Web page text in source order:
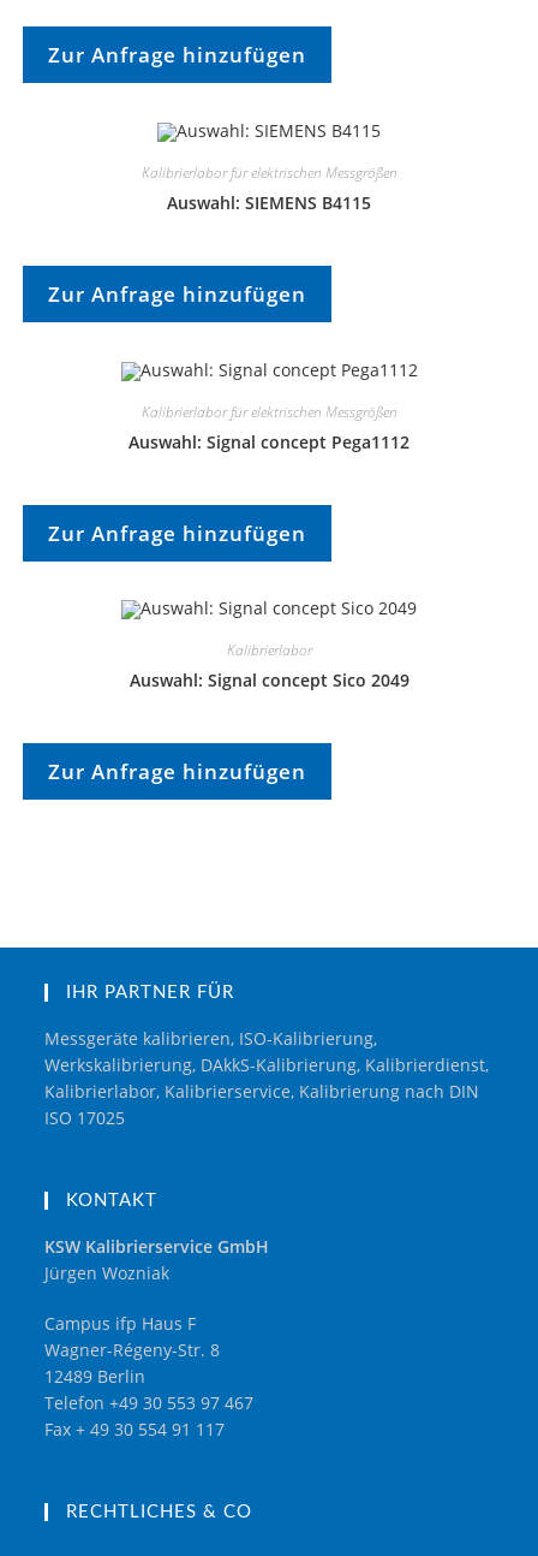
Zur Anfrage hinzufügen
Kalibrierlabor für elektrischen Messgrößen
Auswahl: SIEMENS B4115
Zur Anfrage hinzufügen
Kalibrierlabor für elektrischen Messgrößen
Auswahl: Signal concept Pega1112
Zur Anfrage hinzufügen
Kalibrierlabor
Auswahl: Signal concept Sico 2049
Zur Anfrage hinzufügen
IHR PARTNER FÜR
Messgeräte kalibrieren, ISO-Kalibrierung,
Werkskalibrierung, DAkkS-Kalibrierung, Kalibrierdienst,
Kalibrierlabor, Kalibrierservice, Kalibrierung nach DIN
ISO 17025
KONTAKT
KSW Kalibrierservice GmbH
Jürgen Wozniak
Campus ifp Haus F
Wagner-Régeny-Str. 8
12489 Berlin
Telefon +49 30 553 97 467
Fax + 49 30 554 91 117
RECHTLICHES & CO